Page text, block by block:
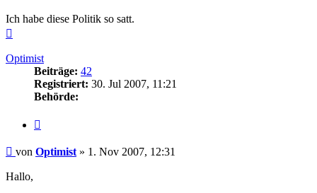
Ich habe diese Politik so satt.
Optimist
Beiträge: 42
Registriert: 30. Jul 2007, 11:21
Behörde:
Beitrag
von Optimist » 1. Nov 2007, 12:31
Hallo,